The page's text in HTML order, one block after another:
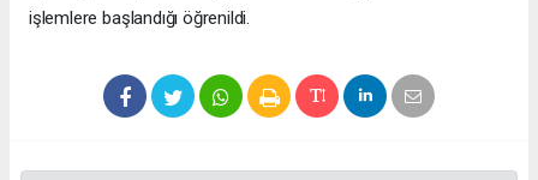
işlemlere başlandığı öğrenildi.